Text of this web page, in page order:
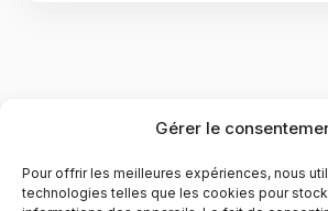
Gérer le
Pour offrir les meilleures expériences, nous
technologies telles que les cookies pour